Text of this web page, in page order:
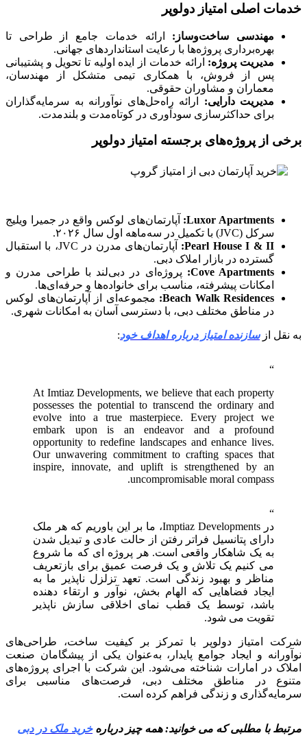
خدمات اصلی امتیاز دولوپر
مهندسی ساخت‌وساز: ارائه خدمات جامع از طراحی تا
بهره‌برداری پروژه‌ها با رعایت استانداردهای جهانی.
مدیریت پروژه: ارائه خدمات از ایده اولیه تا تحویل و پشتیبانی
پس از فروش، با همکاری تیمی متشکل از مهندسان،
معماران و مشاوران حقوقی.
مدیریت دارایی: ارائه راه‌حل‌های نوآورانه به سرمایه‌گذاران
برای حداکثرسازی سودآوری در کوتاه‌مدت و بلندمدت.
برخی از پروژه‌های برجسته امتیاز دولوپر
Luxor Apartments:
آپارتمان‌های لوکس واقع در جمیرا ویلیج
سرکل (JVC) با تکمیل در سه‌ماهه اول سال ۲۰۲۶.
Pearl House I & II:
آپارتمان‌های مدرن در JVC، با استقبال
گسترده در بازار املاک دبی.
Cove Apartments:
پروژه‌ای در دبی‌لند با طراحی مدرن و
امکانات پیشرفته، مناسب برای خانواده‌ها و حرفه‌ای‌ها.
Beach Walk Residences:
مجموعه‌ای از آپارتمان‌های لوکس
در مناطق مختلف دبی، با دسترسی آسان به امکانات شهری.
به نقل ازسازنده امتیاز درباره اهداف خود:
At Imtiaz Developments, we believe that each property
possesses the potential to transcend the ordinary and
evolve into a true masterpiece. Every project we
embark upon is an endeavor and a profound
opportunity to redefine landscapes and enhance lives.
Our unwavering commitment to crafting spaces that
inspire, innovate, and uplift is strengthened by an
uncompromisable moral compass.
در Imptiaz Developments، ما بر این باوریم که هر ملک
دارای پتانسیل فراتر رفتن از حالت عادی و تبدیل شدن
به یک شاهکار واقعی است. هر پروژه ای که ما شروع
می کنیم یک تلاش و یک فرصت عمیق برای بازتعریف
مناظر و بهبود زندگی است. تعهد تزلزل ناپذیر ما به
ایجاد فضاهایی که الهام بخش، نوآور و ارتقاء دهنده
باشد، توسط یک قطب نمای اخلاقی سازش ناپذیر
تقویت می شود.
شرکت امتیاز دولوپر با تمرکز بر کیفیت ساخت، طراحی‌های
نوآورانه و ایجاد جوامع پایدار، به‌عنوان یکی از پیشگامان صنعت
املاک در امارات شناخته می‌شود. این شرکت با اجرای پروژه‌های
متنوع در مناطق مختلف دبی، فرصت‌های مناسبی برای
سرمایه‌گذاری و زندگی فراهم کرده است.
مرتبط با مطلبی که می خوانید: همه چیز درباره خرید ملک در دبی